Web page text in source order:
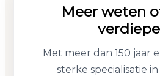
Meer weten
Met meer dan 150 jaar
sterke specialisatie